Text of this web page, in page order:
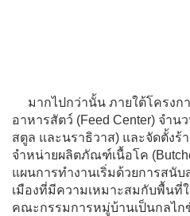
มากไปกว่านั้น ภายใต้โครงก
อาหารสัตว์ (Feed Center) จำน
สตูล และนราธิวาส) และจัดตั้งร้
จำหน่ายผลิตภัณฑ์เนื้อโค
แผนการทำงานเริ่มด้วยการสนั
เมืองที่มีความเหมาะสมกับพื้นที่
คณะกรรมการหมู่บ้านเป็นกลไก